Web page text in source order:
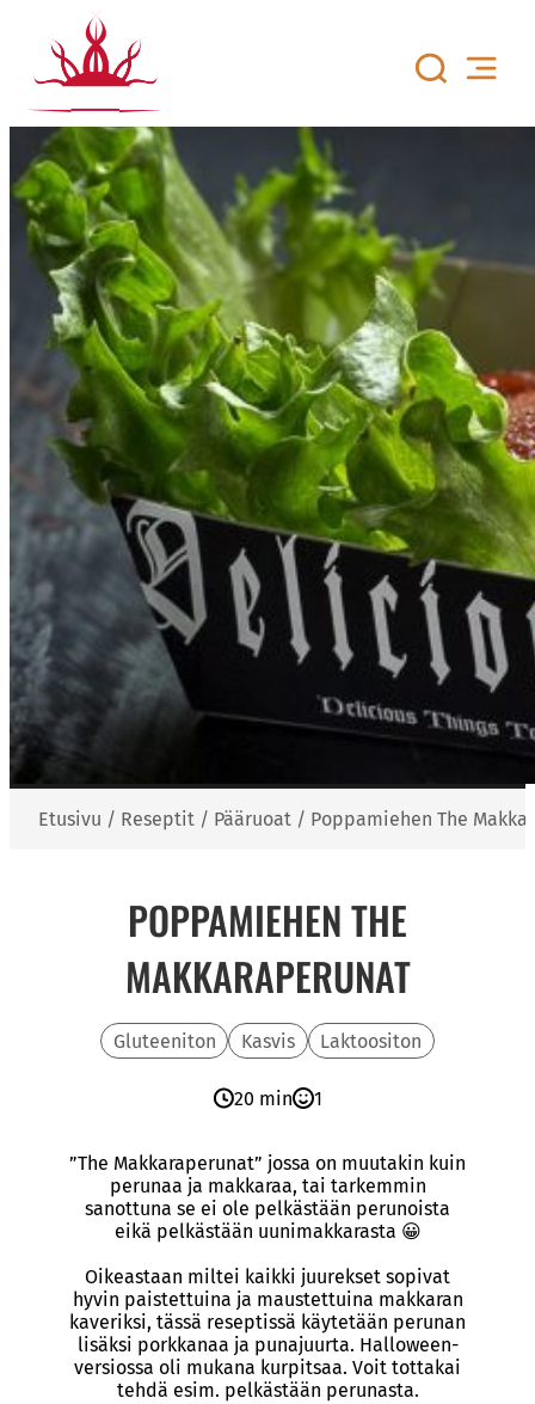
sisältöön
Etusivu / Reseptit / Pääruoat / Poppamiehen The
POPPAMIEHEN THE
MAKKARAPERUNAT
Gluteeniton Kasvis Laktoositon
20 min 1
”The Makkaraperunat” jossa on muutakin kuin
perunaa ja makkaraa, tai tarkemmin
sanottuna se ei ole pelkästään perunoista
eikä pelkästään uunimakkarasta 😀
Oikeastaan miltei kaikki juurekset sopivat
hyvin paistettuina ja maustettuina makkaran
kaveriksi, tässä reseptissä käytetään perunan
lisäksi porkkanaa ja punajuurta. Halloween-
versiossa oli mukana kurpitsaa. Voit tottakai
tehdä esim. pelkästään perunasta.